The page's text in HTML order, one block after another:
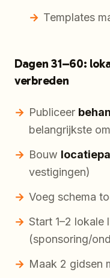
Templates
Dagen 31–60:
verbreden
Publiceer
belangrijkste
Bouw
vestigingen)
Voeg schema
Start 1–2 lokale
(sponsoring/
Maak 2 gidsen